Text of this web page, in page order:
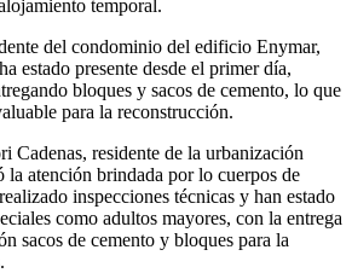
temporal.
del condominio del edificio Enymar,
estado presente desde el primer día,
bloques y sacos de cemento, lo que
para la reconstrucción.
Cadenas, residente de la urbanización
la atención brindada por lo cuerpos de
inspecciones técnicas y han estado
como adultos mayores, con la entrega
sacos de cemento y bloques para la